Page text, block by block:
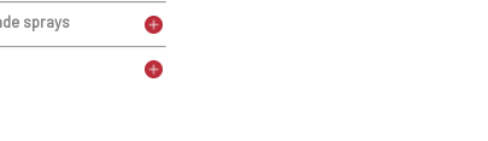
sprays